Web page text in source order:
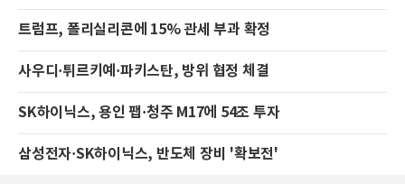
트럼프, 폴리실리콘에 15% 관세 부과 확정
사우디·튀르키예·파키스탄, 방위 협정 체결
SK하이닉스, 용인 팹·청주 M17에 54조 투자
삼성전자·SK하이닉스, 반도체 장비 '확보전'